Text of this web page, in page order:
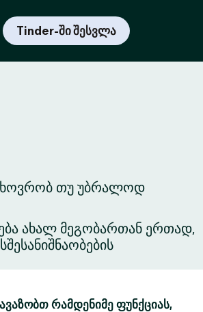
Tinder-ში შესვლა
ცხოვრობ თუ უბრალოდ
ახალ მეგობართან ერთად,
რამდენიმე ფუნქციას,